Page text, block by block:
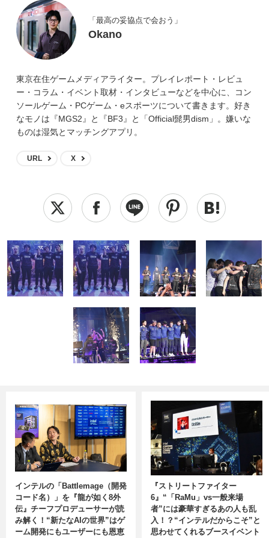
「最高の妥協点で会おう」
Okano
東京在住ゲームメディアライター。プレイレポート・レビュ
ー・コラム・イベント取材・インタビューなどを中心に、コン
ソールゲーム・PCゲーム・eスポーツについて書きます。好き
なモノは『MGS2』と『BF3』と「Official髭男dism」。嫌いな
ものは湿気とマッチングアプリ。
URL X
インテルの「Battlemage（開発
コード名）」を『龍が如く8外
伝』チーフプロデューサーが読
み解く！“新たなAIの世界”はゲ
ーム開発にもユーザーにも恩恵
『ストリートファイター
6』“「RaMu」vs一般来場
者”には豪華すぎるあの人も乱
入！？“インテルだからこそ”と
思わせてくれるブースイベント